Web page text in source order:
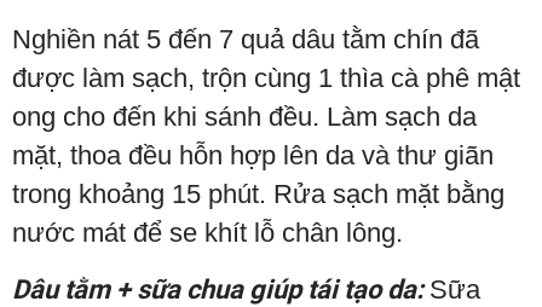
Nghiền nát 5 đến 7 quả dâu tằm chín đã
được làm sạch, trộn cùng 1 thìa cà phê mật
ong cho đến khi sánh đều. Làm sạch da
mặt, thoa đều hỗn hợp lên da và thư giãn
trong khoảng 15 phút. Rửa sạch mặt bằng
nước mát để se khít lỗ chân lông.
Dâu tằm + sữa chua giúp tái tạo da:Sữa